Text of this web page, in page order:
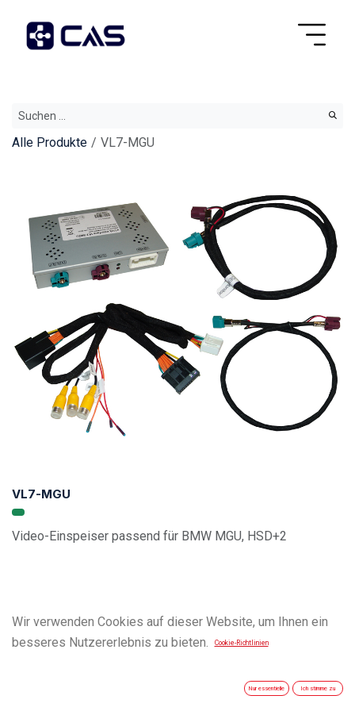
Alle Produkte VL7-MGU
VL7-MGU
Video-Einspeiser passend für BMW MGU, HSD+2
Wir verwenden Cookies auf dieser Website, um Ihnen ein
besseres Nutzererlebnis zu bieten.
Cookie-Richtlinien
Nur essentielle Ich stimme zu